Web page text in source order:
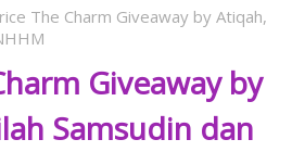
The Charm Giveaway by Atiqah,
Giveaway by
Samsudin dan